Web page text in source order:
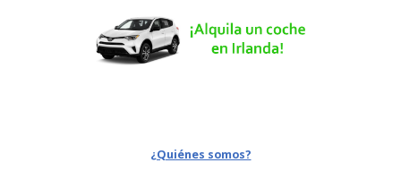
¿Quiénes somos?